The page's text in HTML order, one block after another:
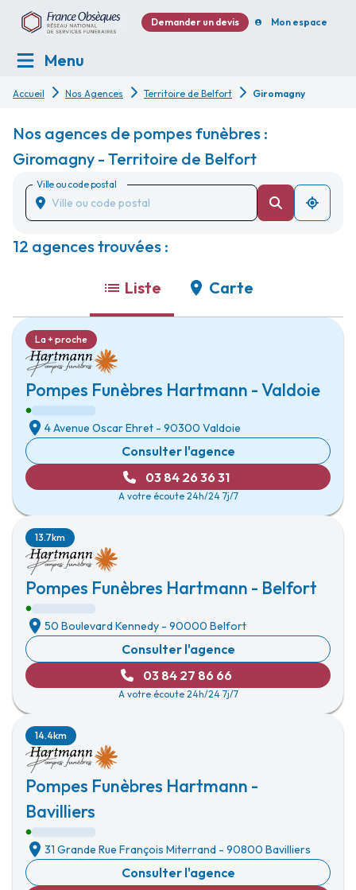
Demander un devis Mon espace
Menu
Accueil Nos Agences Territoire de Belfort Giromagny
Nos agences de pompes funèbres :
Giromagny - Territoire de Belfort
Ville ou code postal
12 agences trouvées :
Liste Carte
Pompes Funèbres Hartmann - Valdoie
La + proche
4 Avenue Oscar Ehret - 90300 Valdoie
Consulter l'agence
03 84 26 36 31
A votre écoute 24h/24 7j/7
Pompes Funèbres Hartmann - Belfort
13.7km
50 Boulevard Kennedy - 90000 Belfort
Consulter l'agence
03 84 27 86 66
A votre écoute 24h/24 7j/7
Pompes Funèbres Hartmann -
Bavilliers
14.4km
31 Grande Rue François Miterrand - 90800 Bavilliers
Consulter l'agence